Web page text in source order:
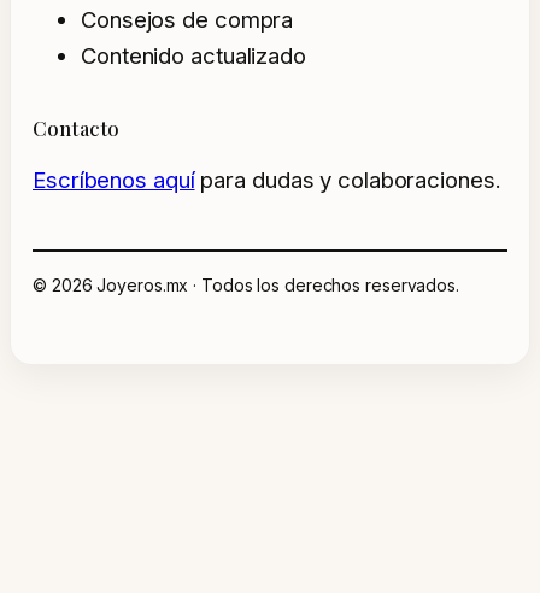
Consejos de compra
Contenido actualizado
Contacto
Escríbenos aquípara dudas y colaboraciones.
© 2026 Joyeros.mx · Todos los derechos reservados.